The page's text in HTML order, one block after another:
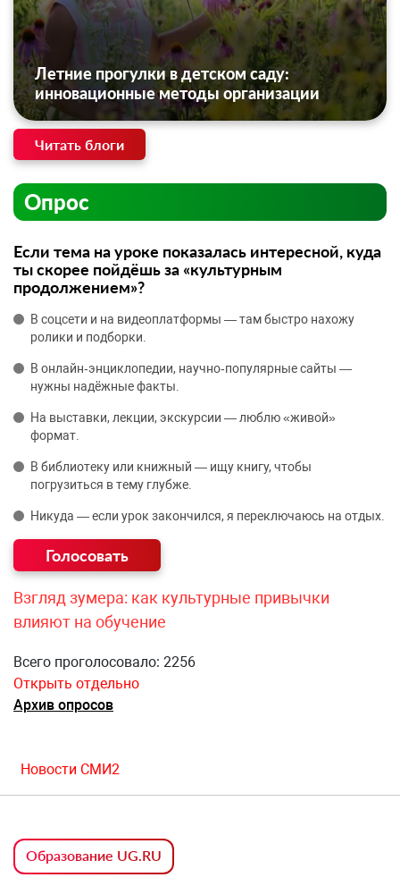
Летние прогулки в детском саду:
инновационные методы организации
Читать блоги
Опрос
Если тема на уроке показалась интересной, куда
ты скорее пойдёшь за «культурным
продолжением»?
В соцсети и на видеоплатформы — там быстро нахожу
ролики и подборки.
В онлайн‑энциклопедии, научно‑популярные сайты —
нужны надёжные факты.
На выставки, лекции, экскурсии — люблю «живой»
формат.
В библиотеку или книжный — ищу книгу, чтобы
погрузиться в тему глубже.
Никуда — если урок закончился, я переключаюсь на отдых.
Взгляд зумера: как культурные привычки
влияют на обучение
Всего проголосовало: 2256
Открыть отдельно
Архив опросов
Новости СМИ2
Образование UG.RU